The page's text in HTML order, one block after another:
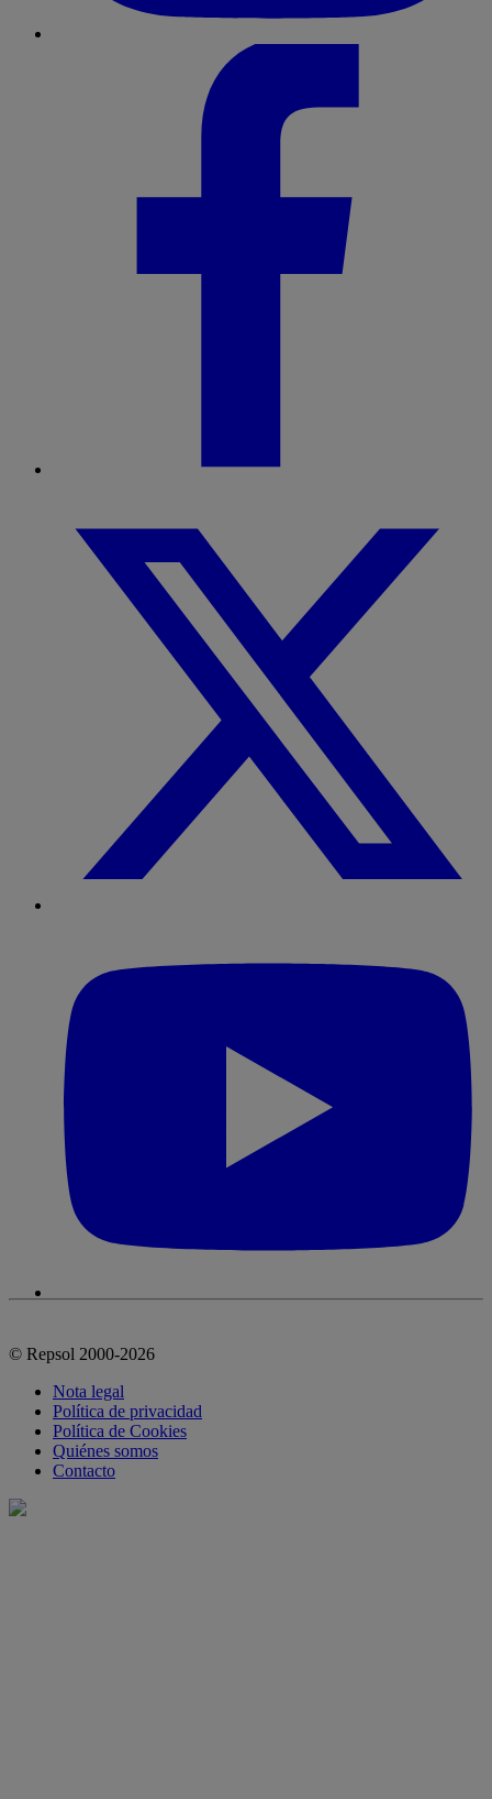
© Repsol 2000-2026
Nota legal
Política de privacidad
Política de Cookies
Quiénes somos
Contacto